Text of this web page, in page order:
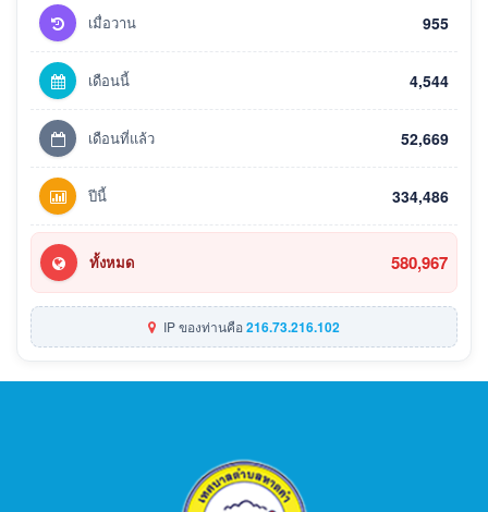
เมื่อวาน 955
เดือนนี้ 4,544
เดือนที่แล้ว 52,669
ปีนี้ 334,486
ทั้งหมด 580,967
IP ของท่านคือ216.73.216.102